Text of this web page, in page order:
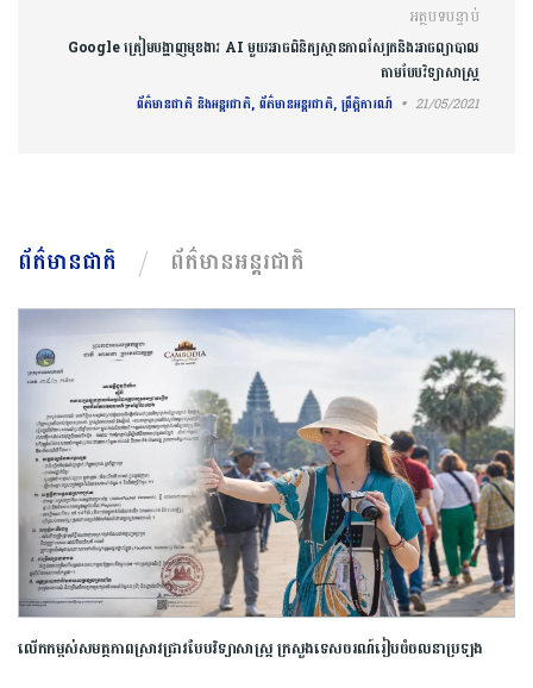
អត្ថបទបន្ទាប់
Google ត្រៀមបង្ហាញមុខងារ AI មួយអាចពិនិត្យស្ថានភាពស្បែកនិងអាចព្យាបាល
តាមបែបវិទ្យាសាស្ត្រ
ព័ត៌មានជាតិ និងអន្តរជាតិ, ព័ត៌មានអន្តរជាតិ, ព្រឹត្តិការណ៍ 21/05/2021
ព័ត៌មានជាតិ ព័ត៌មានអន្តរជាតិ
លើកកម្ពស់​សមត្ថភាព​ស្រាវជ្រាវ​បែប​វិទ្យាសាស្ត្រ​ ក្រសួង​ទេសចរណ៍​រៀបចំ​ចលនា​ប្រឡង​